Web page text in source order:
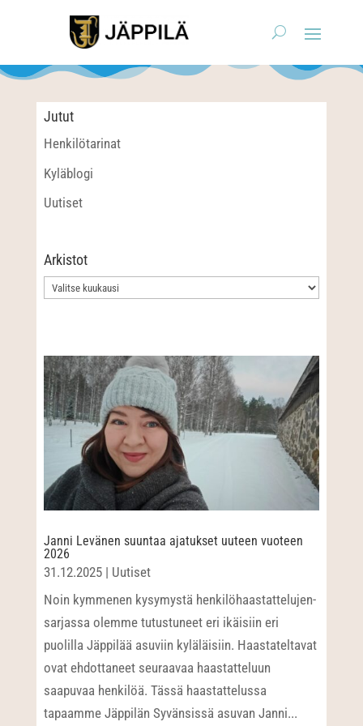
Jutut
Henkilötarinat
Kyläblogi
Uutiset
Arkistot
Arkistot
Janni Levänen suuntaa ajatukset uuteen vuoteen
2026
31.12.2025| Uutiset
Noin kymmenen kysymystä henkilöhaastattelujen-
sarjassa olemme tutustuneet eri ikäisiin eri
puolilla Jäppilää asuviin kyläläisiin. Haastateltavat
ovat ehdottaneet seuraavaa haastatteluun
saapuvaa henkilöä. Tässä haastattelussa
tapaamme Jäppilän Syvänsissä asuvan Janni...